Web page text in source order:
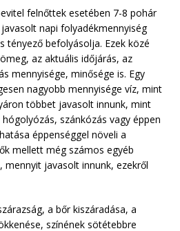
felnőttek esetében 7-8 pohár
napi folyadékmennyiség
tényező befolyásolja. Ezek közé
az aktuális időjárás, az
mennyisége, minősége is. Egy
nagyobb mennyisége víz, mint
többet javasolt innunk, mint
szánkózás vagy éppen
éppenséggel növeli a
mellett még számos egyéb
javasolt innunk, ezekről
a bőr kiszáradása, a
színének sötétebbre